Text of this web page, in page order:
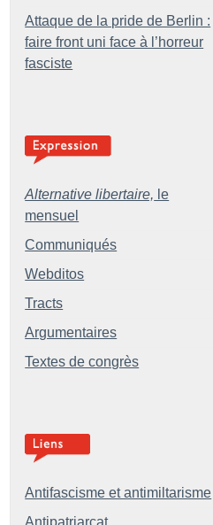
Attaque de la pride de Berlin :
faire front uni face à l’horreur
fasciste
Alternative libertaire, le
mensuel
Communiqués
Webditos
Tracts
Argumentaires
Textes de congrès
Antifascisme et antimiltarisme
Antipatriarcat